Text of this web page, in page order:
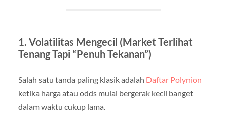
1. Volatilitas Mengecil (Market Terlihat
Tenang Tapi “Penuh Tekanan”)
Salah satu tanda paling klasik adalah Daftar Polynion
ketika harga atau odds mulai bergerak kecil banget
dalam waktu cukup lama.